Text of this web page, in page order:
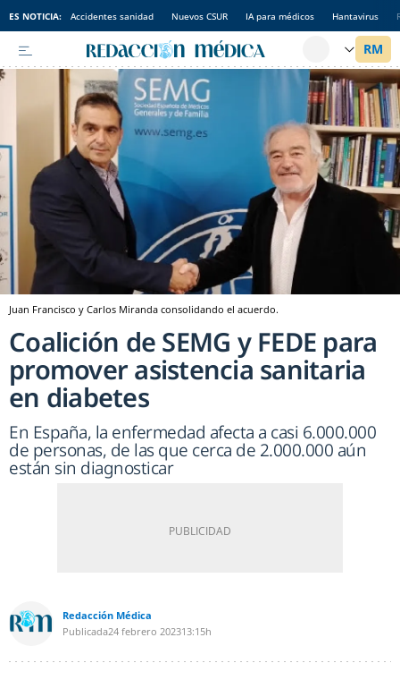
ES NOTICIA: Accidentes sanidad Nuevos CSUR IA para médicos Hantavirus
Juan Francisco y Carlos Miranda consolidando el acuerdo.
Coalición de SEMG y FEDE para
promover asistencia sanitaria
en diabetes
En España, la enfermedad afecta a casi 6.000.000
de personas, de las que cerca de 2.000.000 aún
están sin diagnosticar
Redacción Médica
Publicada24 febrero 202313:15h